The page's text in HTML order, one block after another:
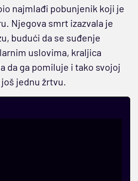
najmlađi pobunjenik koji je
Njegova smrt izazvala je
budući da se suđenje
uslovima, kraljica
da ga pomiluje i tako svojoj
jednu žrtvu.